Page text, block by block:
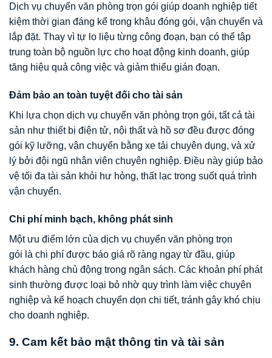
Dịch vụ chuyển văn phòng trọn gói giúp doanh nghiệp tiết
kiệm thời gian đáng kể trong khâu đóng gói, vận chuyển và
lắp đặt. Thay vì tự lo liệu từng công đoạn, bạn có thể tập
trung toàn bộ nguồn lực cho hoạt động kinh doanh, giúp
tăng hiệu quả công việc và giảm thiểu gián đoạn.
Đảm bảo an toàn tuyệt đối cho tài sản
Khi lựa chọn dịch vụ chuyển văn phòng trọn gói, tất cả tài
sản như thiết bị điện tử, nội thất và hồ sơ đều được đóng
gói kỹ lưỡng, vận chuyển bằng xe tải chuyên dụng, và xử
lý bởi đội ngũ nhân viên chuyên nghiệp. Điều này giúp bảo
vệ tối đa tài sản khỏi hư hỏng, thất lạc trong suốt quá trình
vận chuyển.
Chi phí minh bạch, không phát sinh
Một ưu điểm lớn của dịch vụ chuyển văn phòng trọn
gói là chi phí được báo giá rõ ràng ngay từ đầu, giúp
khách hàng chủ động trong ngân sách. Các khoản phí phát
sinh thường được loại bỏ nhờ quy trình làm việc chuyên
nghiệp và kế hoạch chuyển dọn chi tiết, tránh gây khó chịu
cho doanh nghiệp.
9. Cam kết bảo mật thông tin và tài sản